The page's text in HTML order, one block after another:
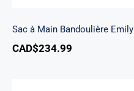
Sac à Main Bandoulière Emily
CAD$234.99